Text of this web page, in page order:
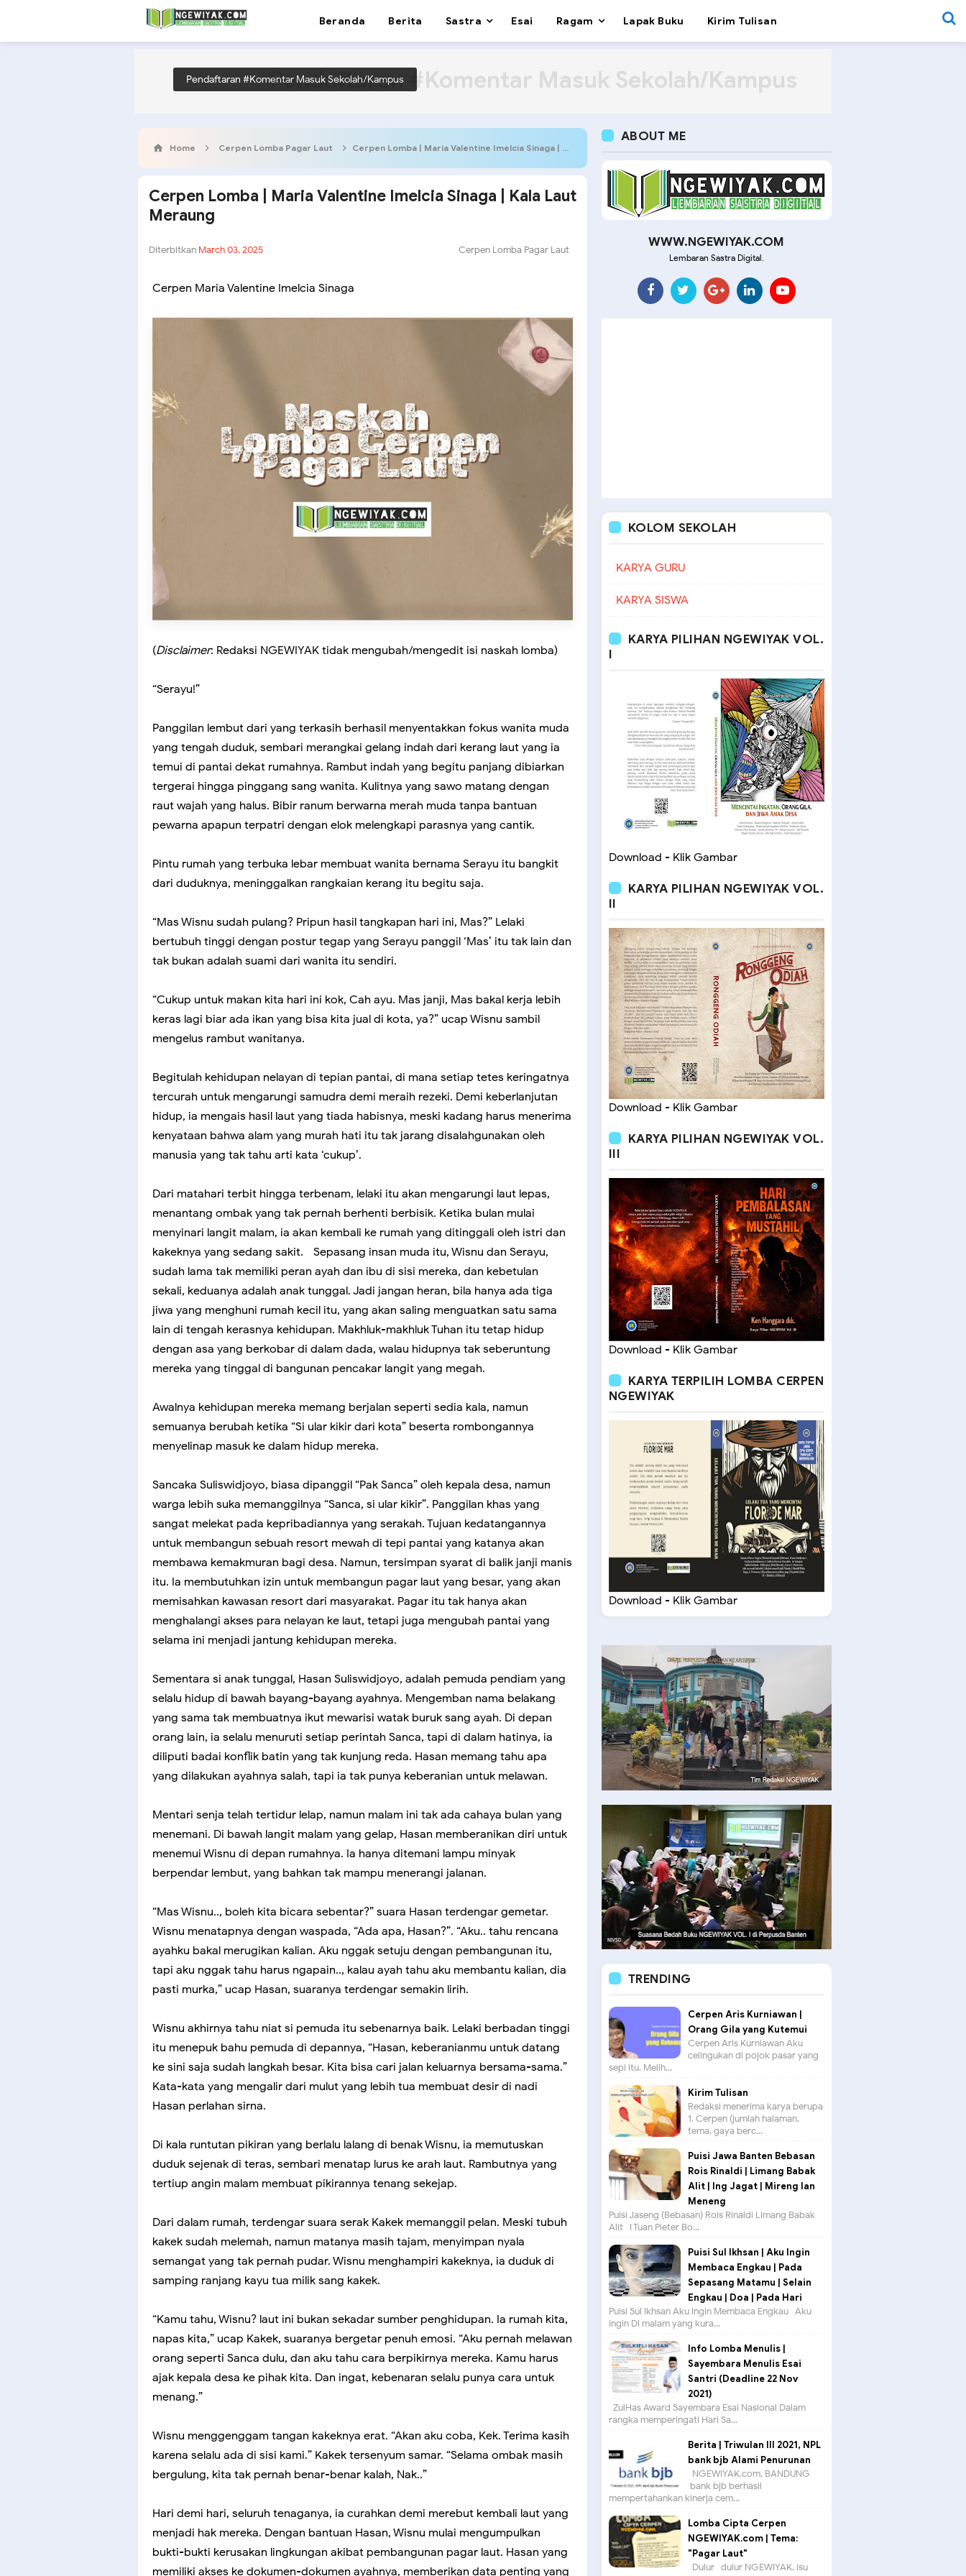
Beranda Berita Sastra Esai Ragam Lapak Buku Kirim Tulisan
Pendaftaran #Komentar Masuk Sekolah/Kampus
Pendaftaran #Komentar Masuk Sekolah/Kampus
Home Cerpen Lomba Pagar Laut Cerpen Lomba | Maria Valentine Imelcia Sinaga | Kala Laut Meraung
Cerpen Lomba | Maria Valentine Imelcia Sinaga | Kala Laut
Meraung
Diterbitkan March 03, 2025 Cerpen Lomba Pagar Laut
Cerpen Maria Valentine Imelcia Sinaga
(Disclaimer: Redaksi NGEWIYAK tidak mengubah/mengedit isi naskah lomba)
“Serayu!”
Panggilan lembut dari yang terkasih berhasil menyentakkan fokus wanita muda
yang tengah duduk, sembari merangkai gelang indah dari kerang laut yang ia
temui di pantai dekat rumahnya. Rambut indah yang begitu panjang dibiarkan
tergerai hingga pinggang sang wanita. Kulitnya yang sawo matang dengan
raut wajah yang halus. Bibir ranum berwarna merah muda tanpa bantuan
pewarna apapun terpatri dengan elok melengkapi parasnya yang cantik.
Pintu rumah yang terbuka lebar membuat wanita bernama Serayu itu bangkit
dari duduknya, meninggalkan rangkaian kerang itu begitu saja.
“Mas Wisnu sudah pulang? Pripun hasil tangkapan hari ini, Mas?” Lelaki
bertubuh tinggi dengan postur tegap yang Serayu panggil ‘Mas’ itu tak lain dan
tak bukan adalah suami dari wanita itu sendiri.
“Cukup untuk makan kita hari ini kok, Cah ayu. Mas janji, Mas bakal kerja lebih
keras lagi biar ada ikan yang bisa kita jual di kota, ya?” ucap Wisnu sambil
mengelus rambut wanitanya.
Begitulah kehidupan nelayan di tepian pantai, di mana setiap tetes keringatnya
tercurah untuk mengarungi samudra demi meraih rezeki. Demi keberlanjutan
hidup, ia mengais hasil laut yang tiada habisnya, meski kadang harus menerima
kenyataan bahwa alam yang murah hati itu tak jarang disalahgunakan oleh
manusia yang tak tahu arti kata ‘cukup’.
Dari matahari terbit hingga terbenam, lelaki itu akan mengarungi laut lepas,
menantang ombak yang tak pernah berhenti berbisik. Ketika bulan mulai
menyinari langit malam, ia akan kembali ke rumah yang ditinggali oleh istri dan
kakeknya yang sedang sakit.
Sepasang insan muda itu, Wisnu dan Serayu,
sudah lama tak memiliki peran ayah dan ibu di sisi mereka, dan kebetulan
sekali, keduanya adalah anak tunggal. Jadi jangan heran, bila hanya ada tiga
jiwa yang menghuni rumah kecil itu, yang akan saling menguatkan satu sama
lain di tengah kerasnya kehidupan. Makhluk-makhluk Tuhan itu tetap hidup
dengan asa yang berkobar di dalam dada, walau hidupnya tak seberuntung
mereka yang tinggal di bangunan pencakar langit yang megah.
Awalnya kehidupan mereka memang berjalan seperti sedia kala, namun
semuanya berubah ketika “Si ular kikir dari kota” beserta rombongannya
menyelinap masuk ke dalam hidup mereka.
Sancaka Suliswidjoyo, biasa dipanggil “Pak Sanca” oleh kepala desa, namun
warga lebih suka memanggilnya “Sanca, si ular kikir”. Panggilan khas yang
sangat melekat pada kepribadiannya yang serakah. Tujuan kedatangannya
untuk membangun sebuah resort mewah di tepi pantai yang katanya akan
membawa kemakmuran bagi desa. Namun, tersimpan syarat di balik janji manis
itu. Ia membutuhkan izin untuk membangun pagar laut yang besar, yang akan
memisahkan kawasan resort dari masyarakat. Pagar itu tak hanya akan
menghalangi akses para nelayan ke laut, tetapi juga mengubah pantai yang
selama ini menjadi jantung kehidupan mereka.
Sementara si anak tunggal, Hasan Suliswidjoyo, adalah pemuda pendiam yang
selalu hidup di bawah bayang-bayang ayahnya. Mengemban nama belakang
yang sama tak membuatnya ikut mewarisi watak buruk sang ayah. Di depan
orang lain, ia selalu menuruti setiap perintah Sanca, tapi di dalam hatinya, ia
diliputi badai konflik batin yang tak kunjung reda. Hasan memang tahu apa
yang dilakukan ayahnya salah, tapi ia tak punya keberanian untuk melawan.
Mentari senja telah tertidur lelap, namun malam ini tak ada cahaya bulan yang
menemani. Di bawah langit malam yang gelap, Hasan memberanikan diri untuk
menemui Wisnu di depan rumahnya. Ia hanya ditemani lampu minyak
berpendar lembut, yang bahkan tak mampu menerangi jalanan.
“Mas Wisnu.., boleh kita bicara sebentar?” suara Hasan terdengar gemetar.
Wisnu menatapnya dengan waspada, “Ada apa, Hasan?”. “Aku.. tahu rencana
ayahku bakal merugikan kalian. Aku nggak setuju dengan pembangunan itu,
tapi aku nggak tahu harus ngapain.., kalau ayah tahu aku membantu kalian, dia
pasti murka,” ucap Hasan, suaranya terdengar semakin lirih.
Wisnu akhirnya tahu niat si pemuda itu sebenarnya baik. Lelaki berbadan tinggi
itu menepuk bahu pemuda di depannya, “Hasan, keberanianmu untuk datang
ke sini saja sudah langkah besar. Kita bisa cari jalan keluarnya bersama-sama.”
Kata-kata yang mengalir dari mulut yang lebih tua membuat desir di nadi
Hasan perlahan sirna.
Di kala runtutan pikiran yang berlalu lalang di benak Wisnu, ia memutuskan
duduk sejenak di teras, sembari menatap lurus ke arah laut. Rambutnya yang
tertiup angin malam membuat pikirannya tenang sekejap.
Dari dalam rumah, terdengar suara serak Kakek memanggil pelan. Meski tubuh
kakek sudah melemah, namun matanya masih tajam, menyimpan nyala
semangat yang tak pernah pudar. Wisnu menghampiri kakeknya, ia duduk di
samping ranjang kayu tua milik sang kakek.
“Kamu tahu, Wisnu? laut ini bukan sekadar sumber penghidupan. Ia rumah kita,
napas kita,” ucap Kakek, suaranya bergetar penuh emosi. “Aku pernah melawan
orang seperti Sanca dulu, dan aku tahu cara berpikirnya mereka. Kamu harus
ajak kepala desa ke pihak kita. Dan ingat, kebenaran selalu punya cara untuk
menang.”
Wisnu menggenggam tangan kakeknya erat. “Akan aku coba, Kek. Terima kasih
karena selalu ada di sisi kami.” Kakek tersenyum samar. “Selama ombak masih
bergulung, kita tak pernah benar-benar kalah, Nak..”
Hari demi hari, seluruh tenaganya, ia curahkan demi merebut kembali laut yang
menjadi hak mereka. Dengan bantuan Hasan, Wisnu mulai mengumpulkan
bukti-bukti kerusakan lingkungan akibat pembangunan pagar laut. Hasan yang
memiliki akses ke dokumen-dokumen ayahnya, memberikan data penting yang
ABOUT ME
WWW.NGEWIYAK.COM
Lembaran Sastra Digital.
KOLOM SEKOLAH
KARYA GURU
KARYA SISWA
KARYA PILIHAN NGEWIYAK VOL.
I
Download - Klik Gambar
KARYA PILIHAN NGEWIYAK VOL.
II
Download - Klik Gambar
KARYA PILIHAN NGEWIYAK VOL.
III
Download - Klik Gambar
KARYA TERPILIH LOMBA CERPEN
NGEWIYAK
Download - Klik Gambar
TRENDING
Cerpen Aris Kurniawan |
Orang Gila yang Kutemui
Cerpen Aris Kurniawan Aku
celingukan di pojok pasar yang
sepi itu. Melih...
Kirim Tulisan
Redaksi menerima karya berupa
1. Cerpen (jumlah halaman,
tema, gaya berc...
Puisi Jawa Banten Bebasan
Rois Rinaldi | Limang Babak
Alit | Ing Jagat | Mireng lan
Meneng
Puisi Jaseng (Bebasan) Rois Rinaldi Limang Babak
Alit I Tuan Pieter Bo...
Puisi Sul Ikhsan | Aku Ingin
Membaca Engkau | Pada
Sepasang Matamu | Selain
Engkau | Doa | Pada Hari
Puisi Sul Ikhsan Aku Ingin Membaca Engkau Aku
ingin Di malam yang kura...
Info Lomba Menulis |
Sayembara Menulis Esai
Santri (Deadline 22 Nov
2021)
ZulHas Award Sayembara Esai Nasional Dalam
rangka memperingati Hari Sa...
Berita | Triwulan III 2021, NPL
bank bjb Alami Penurunan
NGEWIYAK.com, BANDUNG —
bank bjb berhasil
mempertahankan kinerja cem...
Lomba Cipta Cerpen
NGEWIYAK.com | Tema:
"Pagar Laut"
Dulur- dulur NGEWIYAK, isu